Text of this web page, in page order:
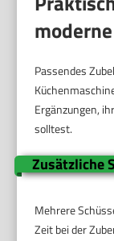
Passendes
Ergänzungen,
solltest.
Zusätzliche
Mehrere
Zeit bei der